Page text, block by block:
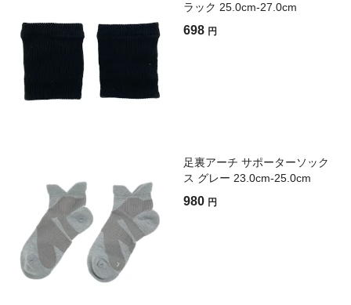
ラック 25.0cm-27.0cm
698 円
足裏アーチ サポーターソック
ス グレー 23.0cm-25.0cm
980 円